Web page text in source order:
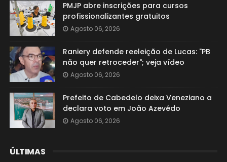
PMJP abre inscrições para cursos
profissionalizantes gratuitos
Agosto 06, 2026
Raniery defende reeleição de Lucas: "PB
não quer retroceder"; veja vídeo
Agosto 06, 2026
Prefeito de Cabedelo deixa Veneziano a
declara voto em João Azevêdo
Agosto 06, 2026
ÚLTIMAS